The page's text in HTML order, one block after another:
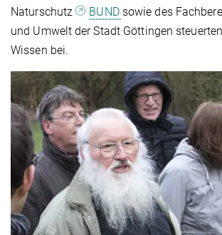
Naturschutz
BUND sowie des
und Umwelt der Stadt Göttingen
Wissen bei.